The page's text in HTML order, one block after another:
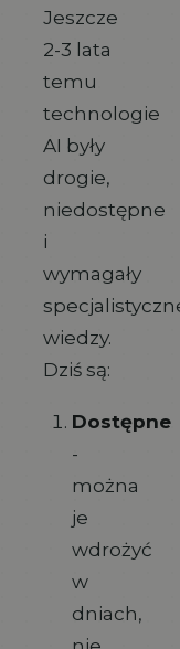
Jeszcze
2-3 lata
temu
technologie
AI były
drogie,
niedostępne
i
wymagały
wiedzy.
Dziś są:
Dostępne
-
można
je
wdrożyć
w
dniach,